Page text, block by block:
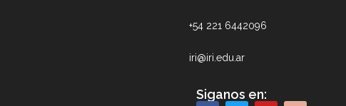
+54 221 6442096
iri@iri.edu.ar
Siganos en: